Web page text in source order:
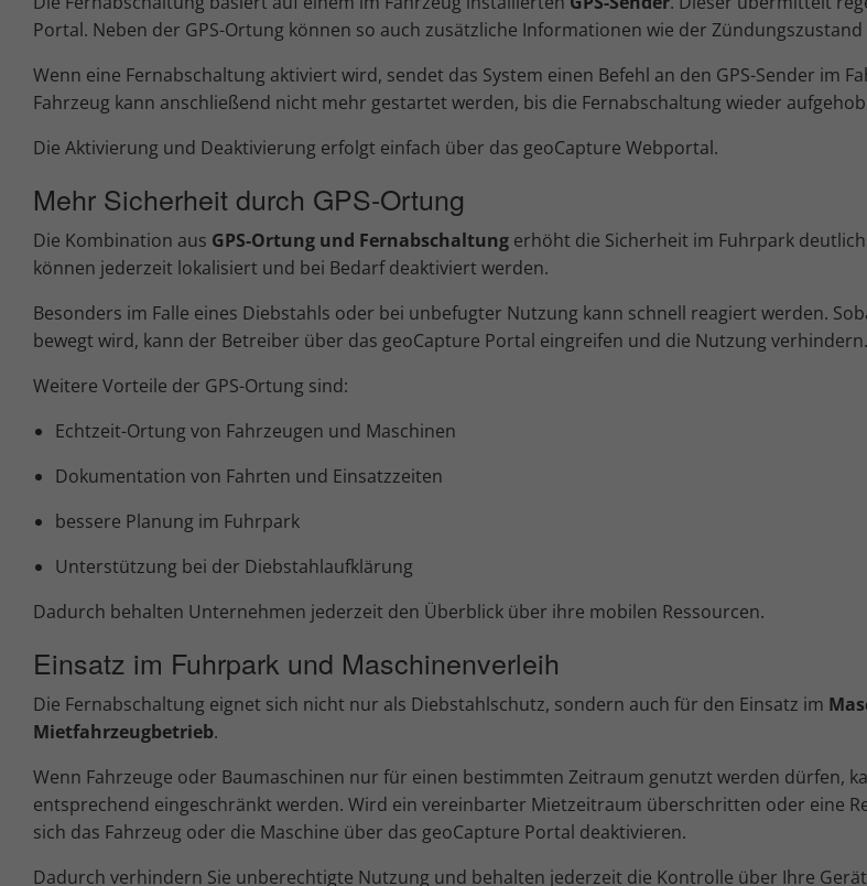
Portal. Neben der GPS-Ortung können so auch zusätzliche Informationen wie der
Wenn eine Fernabschaltung aktiviert wird, sendet das System einen Befehl an den GPS-Sender im
Fahrzeug kann anschließend nicht mehr gestartet werden, bis die Fernabschaltung wieder
Die Aktivierung und Deaktivierung erfolgt einfach über das geoCapture Webportal.
Mehr Sicherheit durch GPS-Ortung
Die Kombination aus GPS-Ortung und Fernabschaltung erhöht die Sicherheit im Fuhrpark
können jederzeit lokalisiert und bei Bedarf deaktiviert werden.
Besonders im Falle eines Diebstahls oder bei unbefugter Nutzung kann schnell reagiert werden.
bewegt wird, kann der Betreiber über das geoCapture Portal eingreifen und die Nutzung verhindern.
Weitere Vorteile der GPS-Ortung sind:
Echtzeit-Ortung von Fahrzeugen und Maschinen
Dokumentation von Fahrten und Einsatzzeiten
bessere Planung im Fuhrpark
Unterstützung bei der Diebstahlaufklärung
Dadurch behalten Unternehmen jederzeit den Überblick über ihre mobilen Ressourcen.
Einsatz im Fuhrpark und Maschinenverleih
Die Fernabschaltung eignet sich nicht nur als Diebstahlschutz, sondern auch für den Einsatz im
Mietfahrzeugbetrieb.
Wenn Fahrzeuge oder Baumaschinen nur für einen bestimmten Zeitraum genutzt werden dürfen,
entsprechend eingeschränkt werden. Wird ein vereinbarter Mietzeitraum überschritten oder eine
sich das Fahrzeug oder die Maschine über das geoCapture Portal deaktivieren.
Dadurch verhindern Sie unberechtigte Nutzung und behalten jederzeit die Kontrolle über Ihre